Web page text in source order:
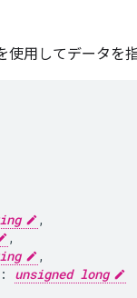
用してデータを
,
,
,
unsigned long